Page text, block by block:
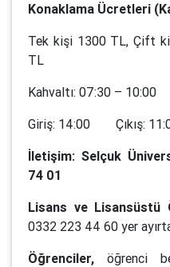
Konaklama Ücretleri
Tek kişi 1300 TL, Çift
TL
Kahvaltı: 07:30 – 10:00
Giriş: 14:00 Çıkış:
İletişim:Selçuk
74 01
Lisans ve Lisansüstü
0332 223 44 60 yer
Öğrenciler, öğrenci